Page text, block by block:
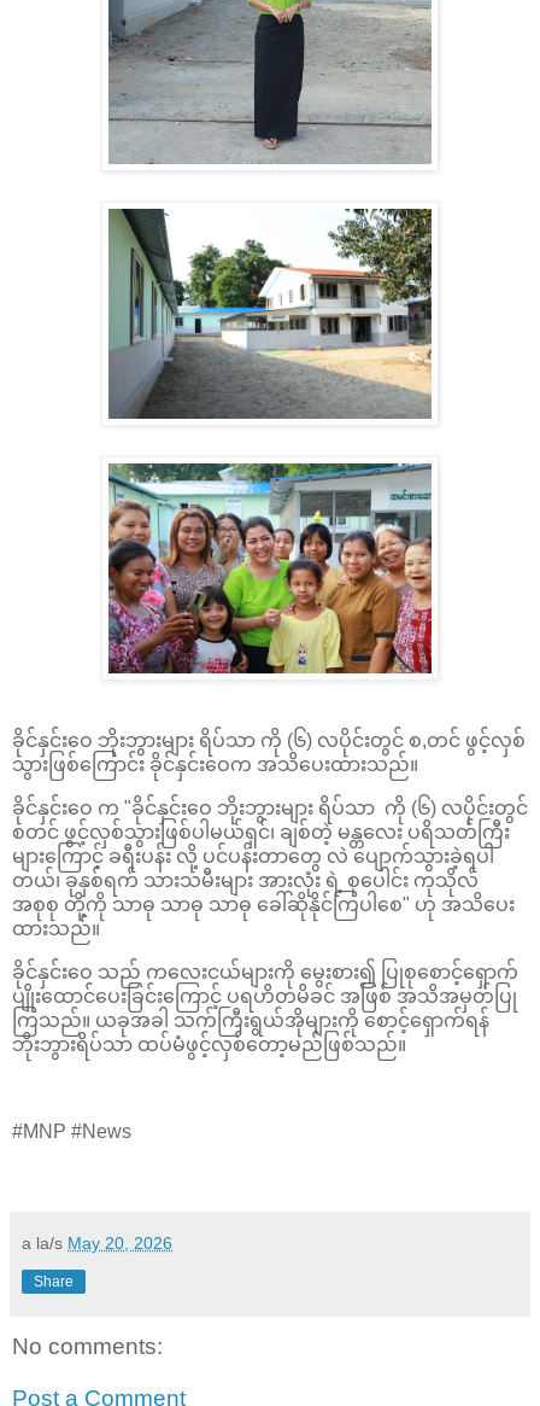
ခိုင်နှင်းဝေ ဘိုးဘွားများ ရိပ်သာ ကို (၆) လပိုင်းတွင် စ,တင် ဖွင့်လှစ်
သွားဖြစ်ကြောင်း ခိုင်နှင်းဝေက အသိပေးထားသည်။
ခိုင်နှင်းဝေ က "ခိုင်နှင်းဝေ ဘိုးဘွားများ ရိပ်သာ ကို (၆) လပိုင်းတွင်
စတင် ဖွင့်လှစ်သွားဖြစ်ပါမယ်ရှင်၊ ချစ်တဲ့ မန္တလေး ပရိသတ်ကြီး
များကြောင့် ခရီးပန်း လို့ ပင်ပန်းတာတွေ လဲ ပျောက်သွားခဲ့ရပါ
တယ်၊ ခုနှစ်ရက် သားသမီးများ အားလုံး ရဲ့ စုပေါင်း ကုသိုလ်
အစုစု တို့ကို သာဓု သာဓု သာဓု ခေါ်ဆိုနိုင်ကြပါစေ" ဟု အသိပေး
ထားသည်။
ခိုင်နှင်းဝေ သည် ကလေးငယ်များကို မွေးစား၍ ပြုစုစောင့်ရှောက်
ပျိုးထောင်ပေးခြင်းကြောင့် ပရဟိတမိခင် အဖြစ် အသိအမှတ်ပြု
ကြသည်။ ယခုအခါ သက်ကြီးရွယ်အိုများကို စောင့်ရှောက်ရန်
ဘိုးဘွားရိပ်သာ ထပ်မံဖွင့်လှစ်တော့မည်ဖြစ်သည်။
#MNP #News
a la/s May 20, 2026
Share
No comments:
Post a Comment